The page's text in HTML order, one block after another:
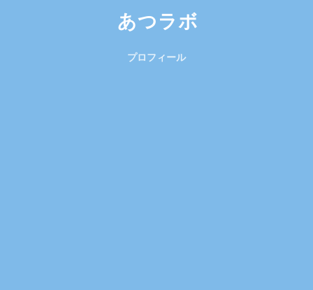
あつラボ
プロフィール